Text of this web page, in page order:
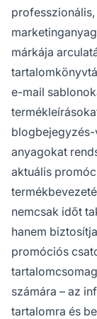
márkája
e-mail
blogbejegyzés-
anyagokat
aktuális
nemcsak időt
hanem
promóciós
számára – az
tartalomra és